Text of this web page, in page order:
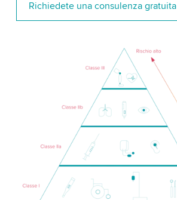
Richiedete una consulenza gratuita